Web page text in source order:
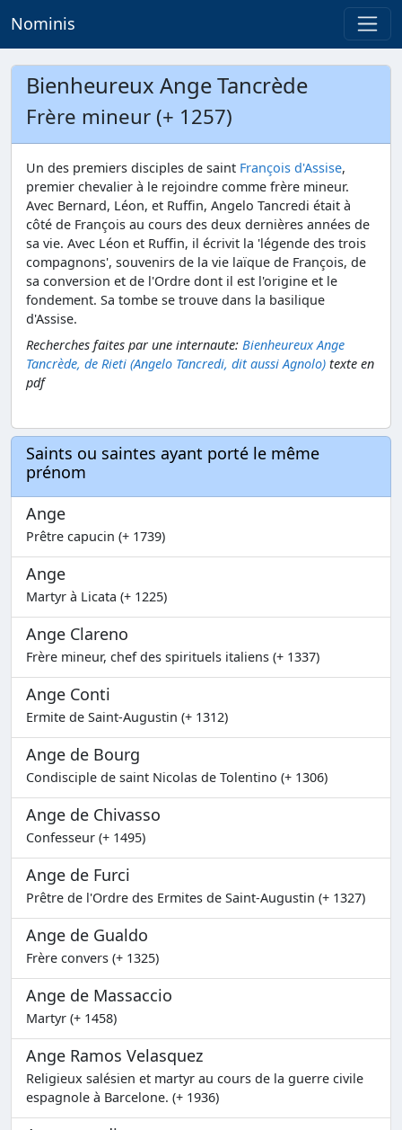
Nominis
Bienheureux Ange Tancrède
Frère mineur (+ 1257)
Un des premiers disciples de saint François d'Assise,
premier chevalier à le rejoindre comme frère mineur.
Avec Bernard, Léon, et Ruffin, Angelo Tancredi était à
côté de François au cours des deux dernières années de
sa vie. Avec Léon et Ruffin, il écrivit la 'légende des trois
compagnons', souvenirs de la vie laïque de François, de
sa conversion et de l'Ordre dont il est l'origine et le
fondement. Sa tombe se trouve dans la basilique
d'Assise.
Recherches faites par une internaute: Bienheureux Ange
Tancrède, de Rieti (Angelo Tancredi, dit aussi Agnolo) texte en
pdf
Saints ou saintes ayant porté le même
prénom
Ange
Prêtre capucin (+ 1739)
Ange
Martyr à Licata (+ 1225)
Ange Clareno
Frère mineur, chef des spirituels italiens (+ 1337)
Ange Conti
Ermite de Saint-Augustin (+ 1312)
Ange de Bourg
Condisciple de saint Nicolas de Tolentino (+ 1306)
Ange de Chivasso
Confesseur (+ 1495)
Ange de Furci
Prêtre de l'Ordre des Ermites de Saint-Augustin (+ 1327)
Ange de Gualdo
Frère convers (+ 1325)
Ange de Massaccio
Martyr (+ 1458)
Ange Ramos Velasquez
Religieux salésien et martyr au cours de la guerre civile
espagnole à Barcelone. (+ 1936)